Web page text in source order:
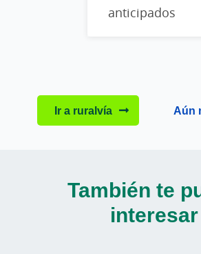
anticipados
Ir a ruralvía Aún
También te
interesar